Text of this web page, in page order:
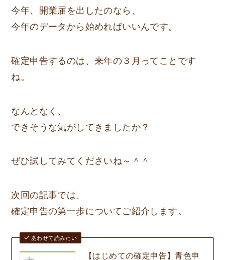
今年、開業届を出したのなら、
今年のデータから始めればいいんです。
確定申告するのは、来年の３月ってことです
ね。
なんとなく、
できそうな気がしてきましたか？
ぜひ試してみてくださいね～＾＾
次回の記事では、
確定申告の第一歩についてご紹介します。
あわせて読みたい
【はじめての確定申告】青色申